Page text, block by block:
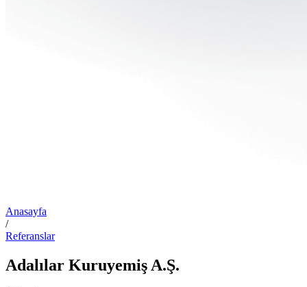
Anasayfa
/
Referanslar
Adalılar Kuruyemiş A.Ş.